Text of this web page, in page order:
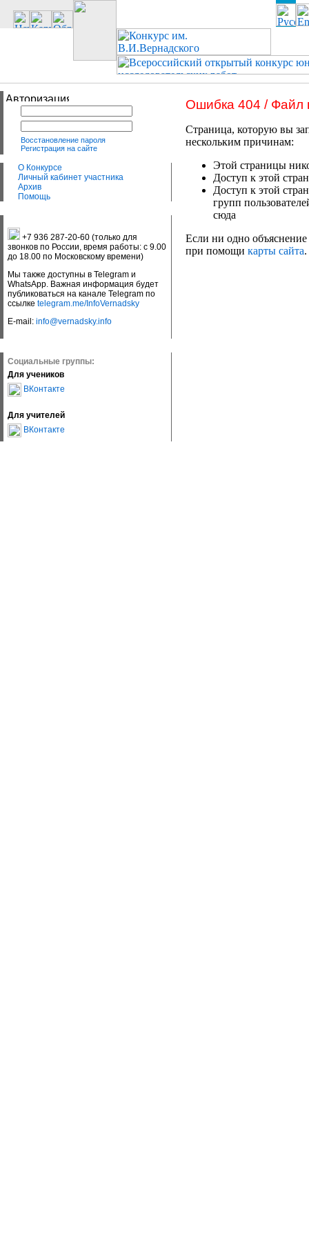
Восстановление пароля
Регистрация на сайте
О Конкурсе
Личный кабинет участника
Архив
Помощь
+7 936 287-20-60 (только для
звонков по России, время работы: с 9.00
до 18.00 по Московскому времени)
Мы также доступны в Telegram и
WhatsApp. Важная информация будет
публиковаться на канале Telegram по
ссылке telegram.me/InfoVernadsky
E-mail: info@vernadsky.info
Социальные группы:
Для учеников
ВКонтакте
Для учителей
ВКонтакте
Ошибка 404 / Файл
Страница, которую вы
нескольким причинам:
Этой страницы
Доступ к этой
Доступ к этой
групп
сюда
Если ни одно объяснение
при помощи карты сайта.